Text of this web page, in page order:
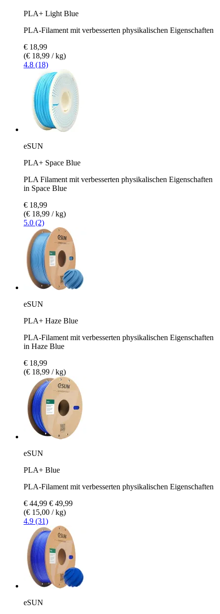
PLA+ Light Blue
PLA-Filament mit verbesserten physikalischen Eigenschaften
€ 18,99
(€ 18,99 / kg)
4.8 (18)
eSUN
PLA+ Space Blue
PLA Filament mit verbesserten physikalischen Eigenschaften
in Space Blue
€ 18,99
(€ 18,99 / kg)
5.0 (2)
eSUN
PLA+ Haze Blue
PLA-Filament mit verbesserten physikalischen Eigenschaften
in Haze Blue
€ 18,99
(€ 18,99 / kg)
eSUN
PLA+ Blue
PLA-Filament mit verbesserten physikalischen Eigenschaften
€ 44,99 € 49,99
(€ 15,00 / kg)
4.9 (31)
eSUN